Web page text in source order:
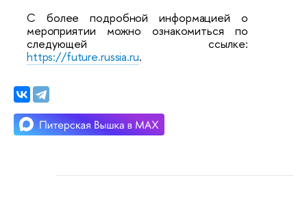
С более подробной информацией о
мероприятии можно ознакомиться по
следующей ссылке:
https://future.russia.ru.